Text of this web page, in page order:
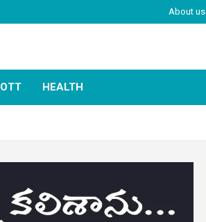
About us
OTT HEALTH